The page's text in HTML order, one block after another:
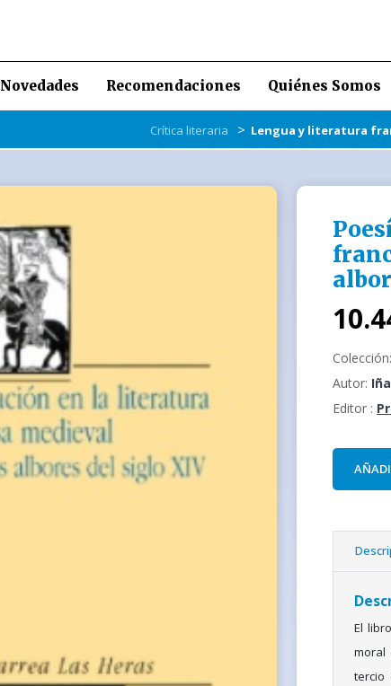
Novedades Recomendaciones Quiénes Somos
Crítica literaria > Lengua y literatura
Colección:
Autor:
Editor :
El
tercio